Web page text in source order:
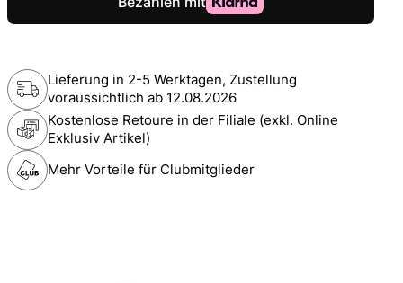
Lieferung in 2-5 Werktagen, Zustellung
voraussichtlich ab 12.08.2026
Kostenlose Retoure in der Filiale (exkl. Online
Exklusiv Artikel)
Mehr Vorteile für Clubmitglieder